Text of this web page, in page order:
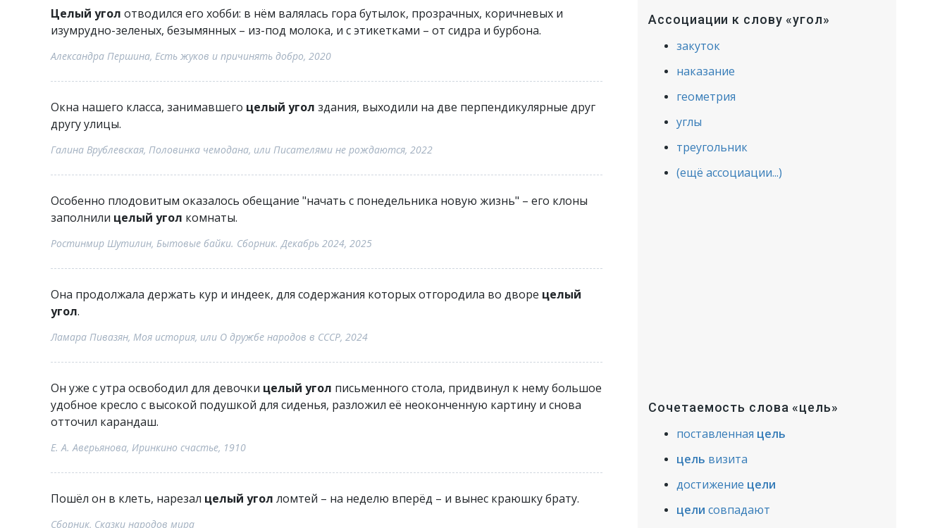
Целый угол отводился его хобби: в нём валялась гора бутылок, прозрачных, коричневых и
изумрудно-зеленых, безымянных – из-под молока, и с этикетками – от сидра и бурбона.
Александра Першина, Есть жуков и причинять добро, 2020
Окна нашего класса, занимавшего целый угол здания, выходили на две перпендикулярные друг
другу улицы.
Галина Врублевская, Половинка чемодана, или Писателями не рождаются, 2022
Особенно плодовитым оказалось обещание "начать с понедельника новую жизнь" – его клоны
заполнили целый угол комнаты.
Ростинмир Шутилин, Бытовые байки. Сборник. Декабрь 2024, 2025
Она продолжала держать кур и индеек, для содержания которых отгородила во дворе целый
угол.
Ламара Пивазян, Моя история, или О дружбе народов в СССР, 2024
Он уже с утра освободил для девочки целый угол письменного стола, придвинул к нему большое
удобное кресло с высокой подушкой для сиденья, разложил её неоконченную картину и снова
отточил карандаш.
Е. А. Аверьянова, Иринкино счастье, 1910
Пошёл он в клеть, нарезал целый угол ломтей – на неделю вперёд – и вынес краюшку брату.
Сборник, Сказки народов мира
Ассоциации к слову «угол»
закуток
наказание
геометрия
углы
треугольник
(ещё ассоциации...)
Сочетаемость слова «цель»
поставленная цель
цель визита
достижение цели
цели совпадают